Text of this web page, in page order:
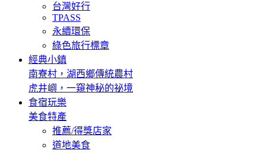
台灣好行
TPASS
永續環保
綠色旅行標章
經典小鎮
南寮村，湖西鄉傳統農村
虎井嶼，一窺神秘的祕境
食宿玩樂
美食特產
推薦/得獎店家
道地美食